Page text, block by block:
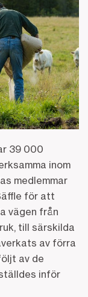
39 000
inom
medlemmar
för att
vägen från
till särskilda
av förra
av de
inför